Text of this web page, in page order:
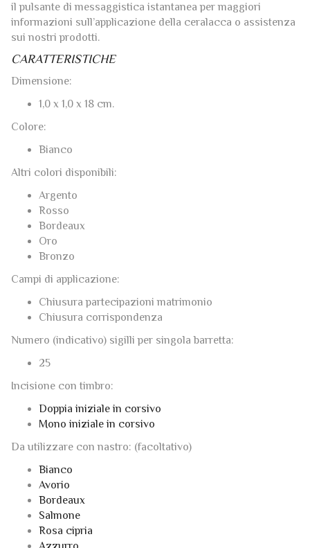
il pulsante di messaggistica istantanea per maggiori
informazioni sull’applicazione della ceralacca o assistenza
sui nostri prodotti.
CARATTERISTICHE
Dimensione:
1,0 x 1,0 x 18 cm.
Colore:
Bianco
Altri colori disponibili:
Argento
Rosso
Bordeaux
Oro
Bronzo
Campi di applicazione:
Chiusura partecipazioni matrimonio
Chiusura corrispondenza
Numero (indicativo) sigilli per singola barretta:
25
Incisione con timbro:
Doppia iniziale in corsivo
Mono iniziale in corsivo
Da utilizzare con nastro: (facoltativo)
Bianco
Avorio
Bordeaux
Salmone
Rosa cipria